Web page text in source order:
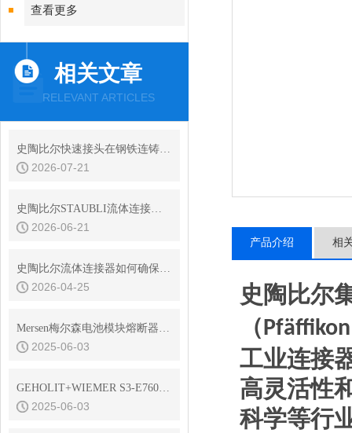
查看更多
相关文章
RELEVANT ARTICLES
史陶比尔快速接头在钢铁连铸设备结晶器冷却水快换中的耐振动性
2026-07-21
史陶比尔STAUBLI流体连接器的平面阀技术与无滴漏设计
2026-06-21
史陶比尔流体连接器如何确保连接处的密封？
2026-04-25
Mersen梅尔森电池模块熔断器熔体额定电流的确定原则是什么
2025-06-03
GEHOLIT+WIEMER S3-E7600耐高温油漆
2025-06-03
产品介绍 相
史陶比尔
（Pfäffikon
工业连接
高灵活性
科学等行